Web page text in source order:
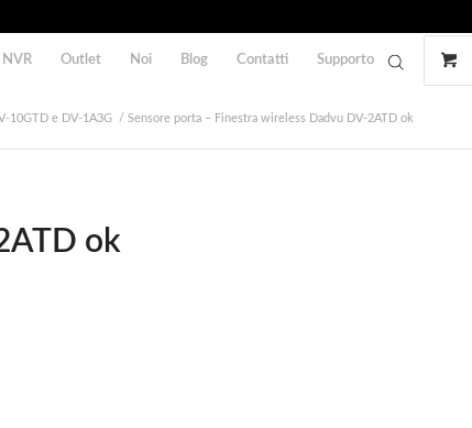
NVR Outlet Noi Blog Contatti Supporto
10GTD e DV-1A3G / Sensore porta – Finestra wireless Dadvu DV-2ATD ok
ok